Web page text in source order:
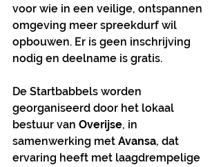
voor wie in een veilige, ontspannen
omgeving meer spreekdurf wil
opbouwen. Er is geen inschrijving
nodig en deelname is gratis.
De Startbabbels worden
georganiseerd door het lokaal
bestuur van Overijse, in
samenwerking met Avansa, dat
ervaring heeft met laagdrempelige